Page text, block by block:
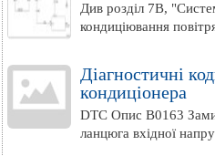
Див розділ 7B,
кондиціювання
Діагностичні
кондиціонера
DTC Опис B0163
ланцюга вхідної